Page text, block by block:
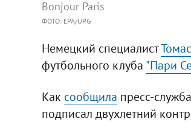
Bonjour Paris
ФОТО: EPA/UPG
Немецкий специалист
футбольного клуба "Пари
Как сообщила пресс-
подписал двухлетний